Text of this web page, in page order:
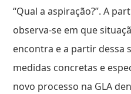
“Qual a aspiração?”. A
observa-se em que
encontra e a partir dessa
medidas concretas e
novo processo na GLA